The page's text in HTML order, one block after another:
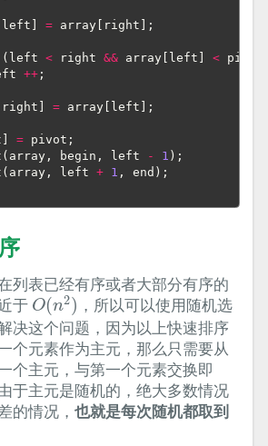
left = array right ];
( left < right && array left < pivot
++ ;
right = array left ];
= pivot ;
( array , begin , left - 1 );
( array , left + 1 , end );
列表已经有序或者大部分有序的
于 O(n2)
O(n2) ，所以可以使用随机选
决这个问题，因为以上快速排序
个元素作为主元，那么只需要从
个主元，与第一个元素交换即
于主元是随机的，绝大多数情况
的情况， 也就是每次随机都取到